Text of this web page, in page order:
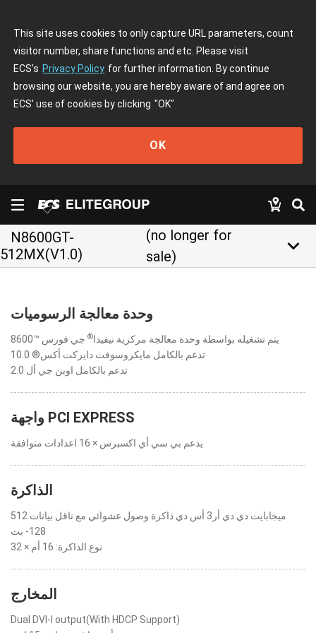
This site uses cookies to only capture URL parameters, count
visitor number, share functions and etc. Please visit
ECS's Privacy Policy for further information. By continue
browsing our website, you are hereby aware of and agree on
ECS' use of cookies by clicking "OK"
OK
N8600GT-
512MX(V1.0)
(no longer for
sale)
keyboard_arrow_down
وحدة معالجة الرسوميات
يتم تشغيله بواسطة وحدة معالجة مركزية نيفيدا® جي فورس ™8600
تدعم بالكامل مايكروسوفت دايركت أكس® 10.0
تدعم بالكامل اوبن جي أل 2.0
واجهة PCI EXPRESS
يدعم بي سي أي اكسبرس × 16 اعدادات متوافقة
الذاكرة
512 ميجابايت دي دي أر3 أس دي ذاكرة وصول عشوائي مع ناقل بيانات
128- بت
نوع الذاكرة: 16 أم × 32
المخارج
Dual DVI-I output(With HDCP Support)